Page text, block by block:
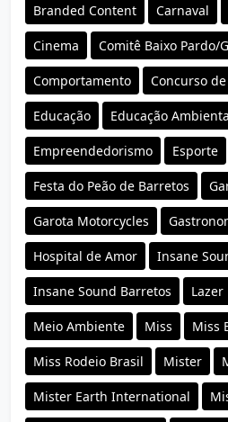
Branded Content Carnaval
Cinema Comitê Baixo Pardo/
Comportamento Concurso
Educação Educação
Empreendedorismo Esporte
Festa do Peão de Barretos
Garota Motorcycles
Hospital de Amor Insane
Insane Sound Barretos Lazer
Meio Ambiente Miss Miss
Miss Rodeio Brasil Mister
Mister Earth International